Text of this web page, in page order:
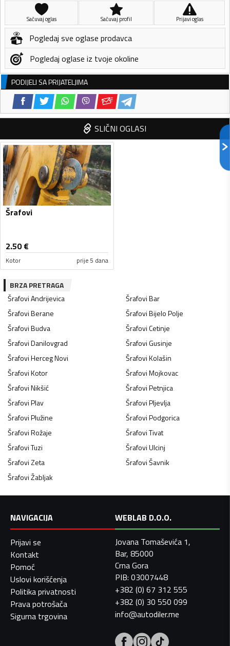
Sačuvaj oglas Sačuvaj profil Prijavi oglas
Pogledaj sve oglase prodavca
Pogledaj oglase iz tvoje okoline
PODIJELI SA PRIJATELJIMA
SLIČNI OGLASI
Šrafovi
2.50€
Kotor prije 5 dana
BRZA PRETRAGA
ŠrafoviAndrijevica ŠrafoviBar
ŠrafoviBerane ŠrafoviBijelo Polje
ŠrafoviBudva ŠrafoviCetinje
ŠrafoviDanilovgrad ŠrafoviGusinje
ŠrafoviHerceg Novi ŠrafoviKolašin
ŠrafoviKotor ŠrafoviMojkovac
ŠrafoviNikšić ŠrafoviPetnjica
ŠrafoviPlav ŠrafoviPljevlja
ŠrafoviPlužine ŠrafoviPodgorica
ŠrafoviRožaje ŠrafoviTivat
ŠrafoviTuzi ŠrafoviUlcinj
ŠrafoviZeta ŠrafoviŠavnik
ŠrafoviŽabljak
NAVIGACIJA
Prijavi se
Kontakt
Pomoć
Uslovi korišćenja
Politika privatnosti
Prava potrošača
Sigurna trgovina
WEBLAB D.O.O.
Jovana Tomaševića 1,
Bar, 85000
Crna Gora
PIB: 03007448
+382 (0) 67 312 555
+382 (0) 30 550 099
info@autodiler.me